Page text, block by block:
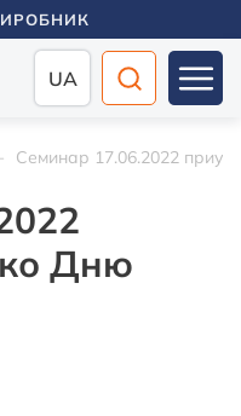
UA
Семинар 17.06.2022
Дню